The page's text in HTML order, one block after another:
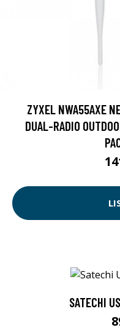
ZYXEL NWA55AXE
DUAL-RADIO
SATECHI